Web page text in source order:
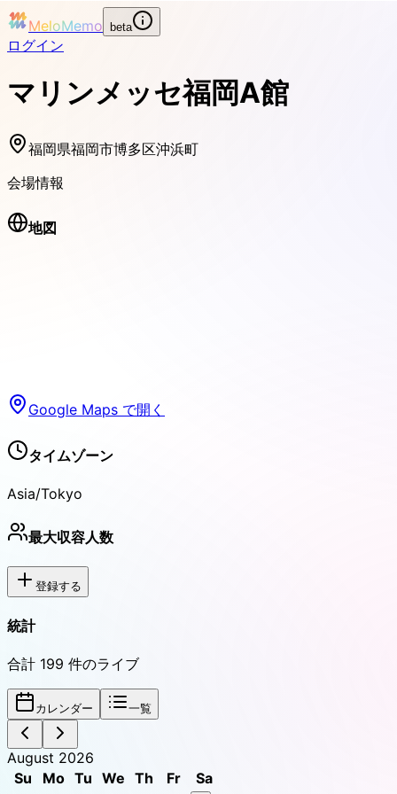
MeloMemo beta
ログイン
マリンメッセ福岡A館
福岡県福岡市博多区沖浜町
会場情報
地図
Google Maps で開く
タイムゾーン
Asia/Tokyo
最大収容人数
登録する
統計
合計 199 件のライブ
カレンダー 一覧
August 2026
Su
Mo Tu We Th Fr Sa